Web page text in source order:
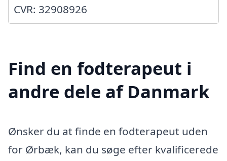
CVR: 32908926
Find en fodterapeut i
andre dele af Danmark
Ønsker du at finde en fodterapeut uden
for Ørbæk, kan du søge efter kvalificerede